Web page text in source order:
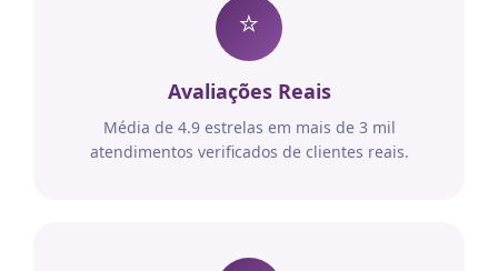
⭐
Avaliações Reais
Média de 4.9 estrelas em mais de 3 mil
atendimentos verificados de clientes reais.